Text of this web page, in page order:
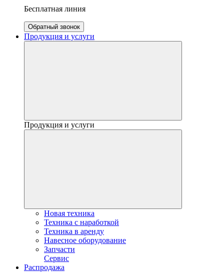
Бесплатная линия
Обратный звонок
Продукция и услуги
Продукция и услуги
Новая техника
Техника с наработкой
Техника в аренду
Навесное оборудование
Запчасти
Сервис
Распродажа